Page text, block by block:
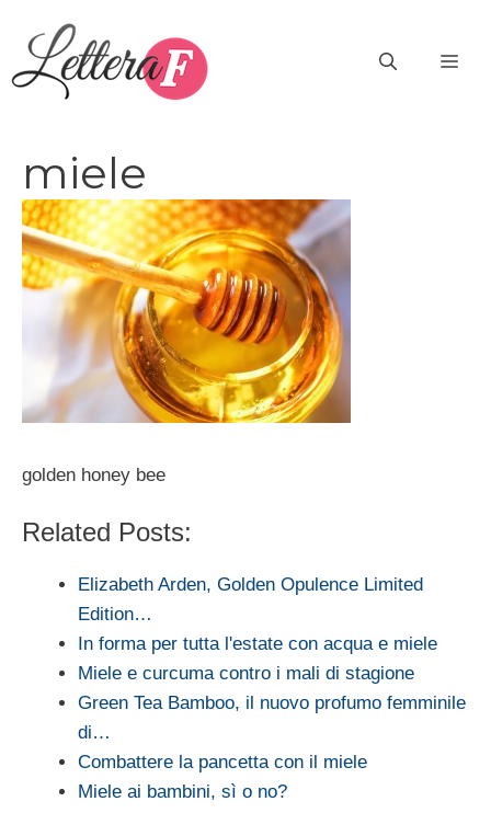
contenuto
miele
golden honey bee
Related Posts:
Elizabeth Arden, Golden Opulence Limited
Edition…
In forma per tutta l'estate con acqua e miele
Miele e curcuma contro i mali di stagione
Green Tea Bamboo, il nuovo profumo femminile
di…
Combattere la pancetta con il miele
Miele ai bambini, sì o no?